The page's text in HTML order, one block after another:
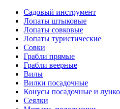
Садовый инструмент
Лопаты штыковые
Лопаты совковые
Лопаты туристические
Совки
Грабли прямые
Грабли веерные
Вилы
Вилки посадочные
Конусы посадочные и
Сеялки